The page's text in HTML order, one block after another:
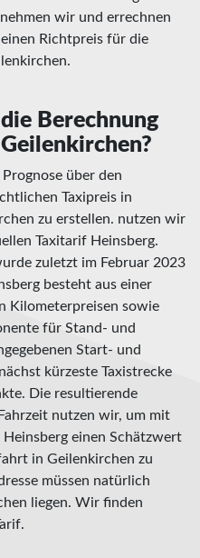
wir und errechnen
Richtpreis für die
Berechnung
über den
Taxipreis in
zu erstellen. nutzen wir
Taxitarif Heinsberg.
zuletzt im Februar 2023
besteht aus einer
Kilometerpreisen sowie
für Stand- und
Start- und
kürzeste Taxistrecke
Die resultierende
nutzen wir, um mit
einen Schätzwert
in Geilenkirchen zu
müssen natürlich
liegen. Wir finden